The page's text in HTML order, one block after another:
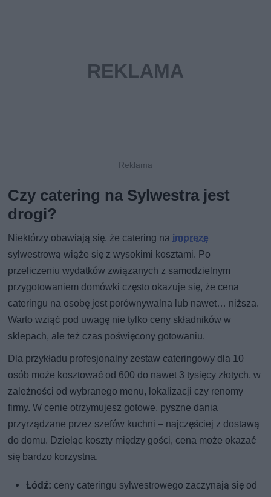
Czy catering na Sylwestra jest
drogi?
Niektórzy obawiają się, że catering na imprezę
sylwestrową wiąże się z wysokimi kosztami. Po
przeliczeniu wydatków związanych z samodzielnym
przygotowaniem domówki często okazuje się, że cena
cateringu na osobę jest porównywalna lub nawet… niższa.
Warto wziąć pod uwagę nie tylko ceny składników w
sklepach, ale też czas poświęcony gotowaniu.
Dla przykładu profesjonalny zestaw cateringowy dla 10
osób może kosztować od 600 do nawet 3 tysięcy złotych, w
zależności od wybranego menu, lokalizacji czy renomy
firmy. W cenie otrzymujesz gotowe, pyszne dania
przyrządzane przez szefów kuchni – najczęściej z dostawą
do domu. Dzieląc koszty między gości, cena może okazać
się bardzo korzystna.
Łódź: ceny cateringu sylwestrowego zaczynają się od